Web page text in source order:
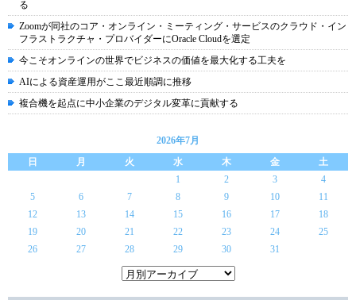
る
Zoomが同社のコア・オンライン・ミーティング・サービスのクラウド・イン
フラストラクチャ・プロバイダーにOracle Cloudを選定
今こそオンラインの世界でビジネスの価値を最大化する工夫を
AIによる資産運用がここ最近順調に推移
複合機を起点に中小企業のデジタル変革に貢献する
2026年7月
日
月 火 水 木 金
土
1
2 3
4
5
6 7 8 9 10
11
12
13 14 15 16 17
18
19
20 21 22 23 24
25
26
27 28 29 30 31